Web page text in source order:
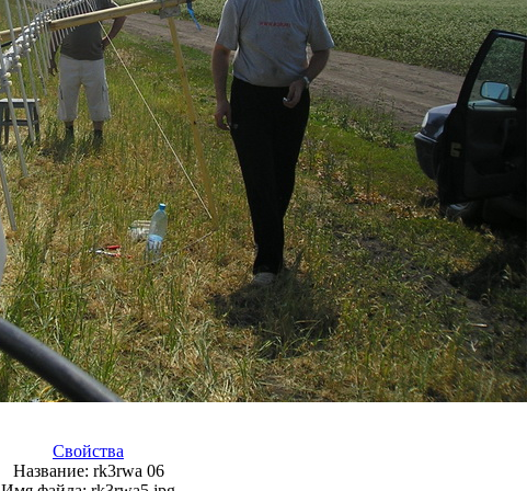
Свойства
Название: rk3rwa 06